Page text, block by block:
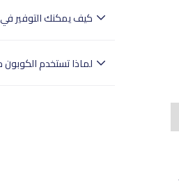
كيف يمكنك التوفير في
دفع آمنة ودعم مستمر
لماذا تستخدم